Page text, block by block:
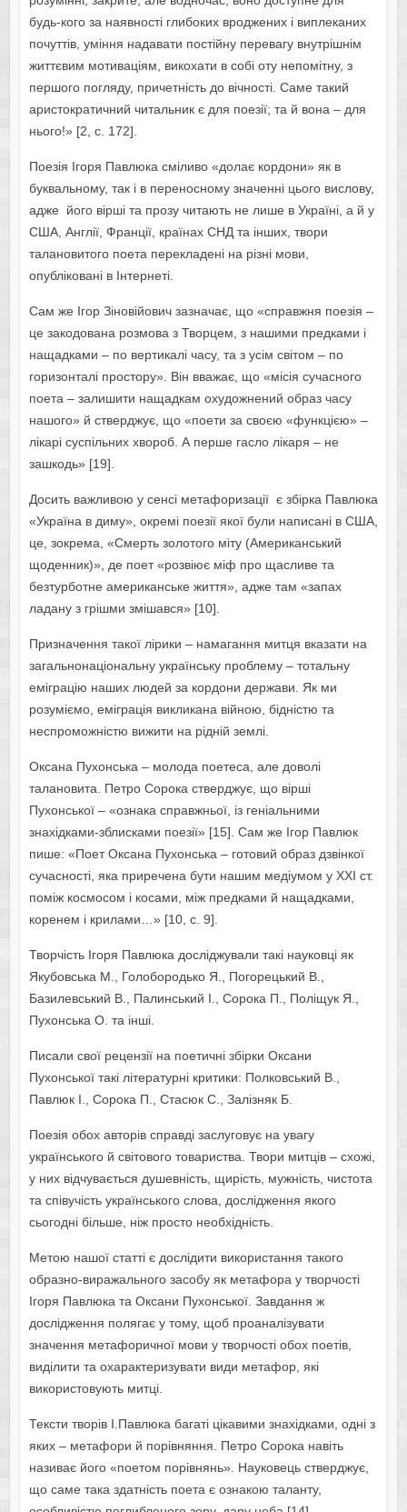
будь-кого за наявності глибоких вроджених і виплеканих
почуттів, уміння надавати постійну перевагу внутрішнім
життєвим мотиваціям, викохати в собі оту непомітну, з
першого погляду, причетність до вічності. Саме такий
аристократичний читальник є для поезії; та й вона – для
нього!» [2, с. 172].
Поезія Ігоря Павлюка сміливо «долає кордони» як в
буквальному, так і в переносному значенні цього вислову,
адже його вірші та прозу читають не лише в Україні, а й у
США, Англії, Франції, країнах СНД та інших, твори
талановитого поета перекладені на різні мови,
опубліковані в Інтернеті.
Сам же Ігор Зіновійович зазначає, що «справжня поезія –
це закодована розмова з Творцем, з нашими предками і
нащадками – по вертикалі часу, та з усім світом – по
горизонталі простору». Він вважає, що «місія сучасного
поета – залишити нащадкам охудожнений образ часу
нашого» й стверджує, що «поети за своєю «функцією» –
лікарі суспільних хвороб. А перше гасло лікаря – не
зашкодь» [19].
Досить важливою у сенсі метафоризації є збірка Павлюка
«Україна в диму», окремі поезії якої були написані в США,
це, зокрема, «Смерть золотого міту (Американський
щоденник)», де поет «розвіює міф про щасливе та
безтурботне американське життя», адже там «запах
ладану з грішми змішався» [10].
Призначення такої лірики – намагання митця вказати на
загальнонаціональну українську проблему – тотальну
еміграцію наших людей за кордони держави. Як ми
розуміємо, еміграція викликана війною, бідністю та
неспроможністю вижити на рідній землі.
Оксана Пухонська – молода поетеса, але доволі
талановита. Петро Сорока стверджує, що вірші
Пухонської – «ознака справжньої, із геніальними
знахідками-зблисками поезії» [15]. Сам же Ігор Павлюк
пише: «Поет Оксана Пухонська – готовий образ дзвінкої
сучасності, яка приречена бути нашим медіумом у ХХІ ст.
поміж космосом і косами, між предками й нащадками,
коренем і крилами…» [10, с. 9].
Творчість Ігоря Павлюка досліджували такі науковці як
Якубовська М., Голобородько Я., Погорецький В.,
Базилевський В., Палинський І., Сорока П., Поліщук Я.,
Пухонська О. та інші.
Писали свої рецензії на поетичні збірки Оксани
Пухонської такі літературні критики: Полковський В.,
Павлюк І., Сорока П., Стасюк С., Залізняк Б.
Поезія обох авторів справді заслуговує на увагу
українського й світового товариства. Твори митців – схожі,
у них відчувається душевність, щирість, мужність, чистота
та співучість українського слова, дослідження якого
сьогодні більше, ніж просто необхідність.
Метою нашої статті є дослідити використання такого
образно-виражального засобу як метафора у творчості
Ігоря Павлюка та Оксани Пухонської. Завдання ж
дослідження полягає у тому, щоб проаналізувати
значення метафоричної мови у творчості обох поетів,
виділити та охарактеризувати види метафор, які
використовують митці.
Тексти творів І.Павлюка багаті цікавими знахідками, одні з
яких – метафори й порівняння. Петро Сорока навіть
називає його «поетом порівнянь». Науковець стверджує,
що саме така здатність поета є ознакою таланту,